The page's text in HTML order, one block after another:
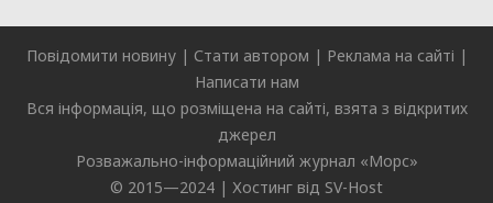
Повідомити новину| Стати автором | Реклама на сайті |
Написати нам
Вся інформація, що розміщена на сайті, взята з відкритих
джерел
Розважально-інформаційний журнал «Морс»
© 2015—2024 | Хостинг від SV-Host